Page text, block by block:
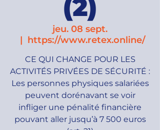
(2)
jeu. 08 sept.
  |
https://www.retex.online/
CE QUI CHANGE POUR LES
ACTIVITÉS PRIVÉES DE SÉCURITÉ :
Les personnes physiques salariées
peuvent dorénavant se voir
infliger une pénalité financière
pouvant aller jusqu’à 7 500 euros